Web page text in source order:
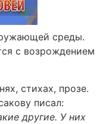
среды.
с возрождением
стихах, прозе.
писал:
другие. У них